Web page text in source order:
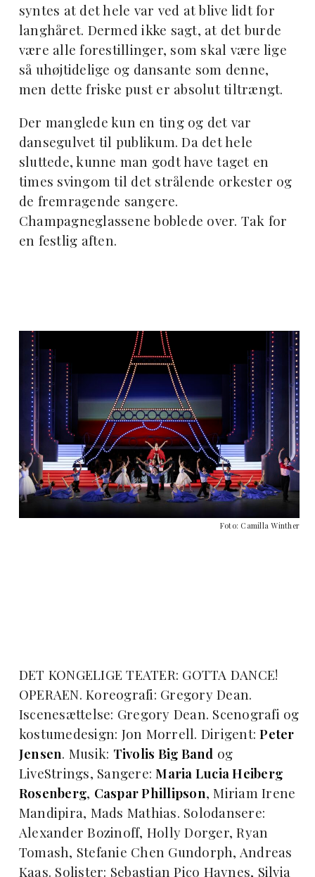
syntes at det hele var ved at blive lidt for
langhåret. Dermed ikke sagt, at det burde
være alle forestillinger, som skal være lige
så uhøjtidelige og dansante som denne,
men dette friske pust er absolut tiltrængt.
Der manglede kun en ting og det var
dansegulvet til publikum. Da det hele
sluttede, kunne man godt have taget en
times svingom til det strålende orkester og
de fremragende sangere.
Champagneglassene boblede over. Tak for
en festlig aften.
Foto: Camilla Winther
DET KONGELIGE TEATER: GOTTA DANCE!
OPERAEN. Koreografi: Gregory Dean.
Iscenesættelse: Gregory Dean. Scenografi og
kostumedesign: Jon Morrell. Dirigent:Peter
Jensen. Musik: Tivolis Big Band og
LiveStrings, Sangere:Maria Lucia Heiberg
Rosenberg, Caspar Phillipson, Miriam Irene
Mandipira, Mads Mathias. Solodansere:
Alexander Bozinoff, Holly Dorger, Ryan
Tomash, Stefanie Chen Gundorph, Andreas
Kaas. Solister: Sebastian Pico Haynes, Silvia